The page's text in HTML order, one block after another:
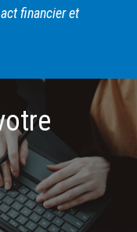
financier et